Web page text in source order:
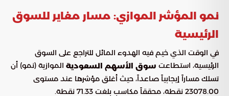
نمو المؤشر الموازي: مسار مغاير للسوق
الرئيسية
في الوقت الذي خيم فيه الهدوء المائل للتراجع على السوق
الرئيسية، استطاعت سوق الأسهم السعودية الموازية (نمو) أن
تسلك مساراً إيجابياً صاعداً، حيث أغلق مؤشرها عند مستوى
23078.00 نقطة، محققاً مكاسب بلغت 71.33 نقطة.